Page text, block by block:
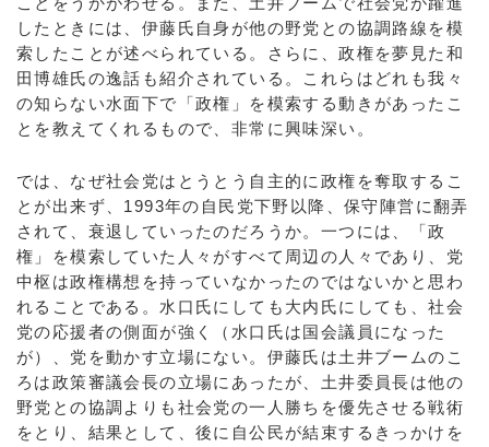
したときには、伊藤氏自身が他の野党との協調路線を模
索したことが述べられている。さらに、政権を夢見た和
田博雄氏の逸話も紹介されている。これらはどれも我々
の知らない水面下で「政権」を模索する動きがあったこ
とを教えてくれるもので、非常に興味深い。
では、なぜ社会党はとうとう自主的に政権を奪取するこ
とが出来ず、1993年の自民党下野以降、保守陣営に翻弄
されて、衰退していったのだろうか。一つには、「政
権」を模索していた人々がすべて周辺の人々であり、党
中枢は政権構想を持っていなかったのではないかと思わ
れることである。水口氏にしても大内氏にしても、社会
党の応援者の側面が強く（水口氏は国会議員になった
が）、党を動かす立場にない。伊藤氏は土井ブームのこ
ろは政策審議会長の立場にあったが、土井委員長は他の
野党との協調よりも社会党の一人勝ちを優先させる戦術
をとり、結果として、後に自公民が結束するきっかけを